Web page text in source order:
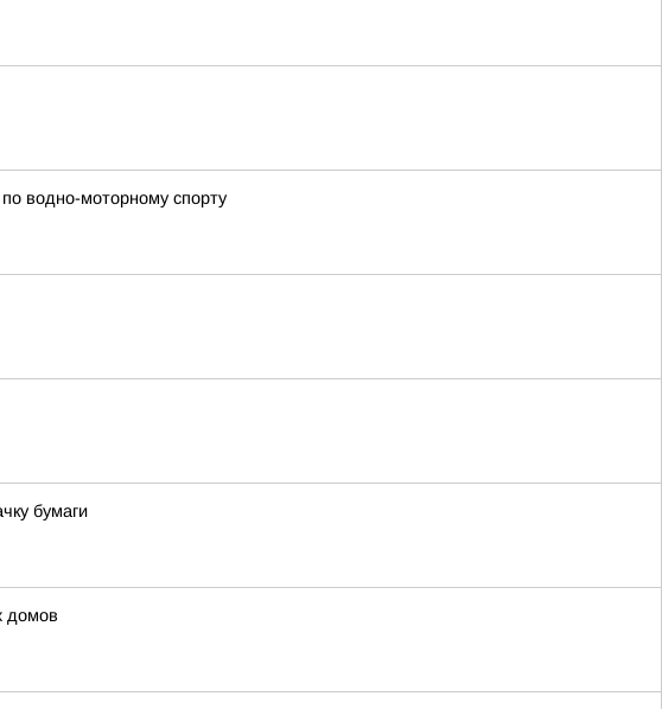
водно-моторному спорту
бумаги
домов